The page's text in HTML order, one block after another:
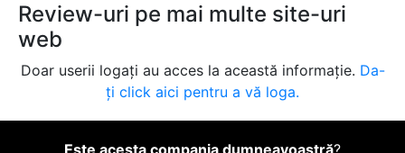
Review-uri pe mai multe site-uri
web
Doar userii logați au acces la această informație. Da-
ți click aici pentru a vă loga.